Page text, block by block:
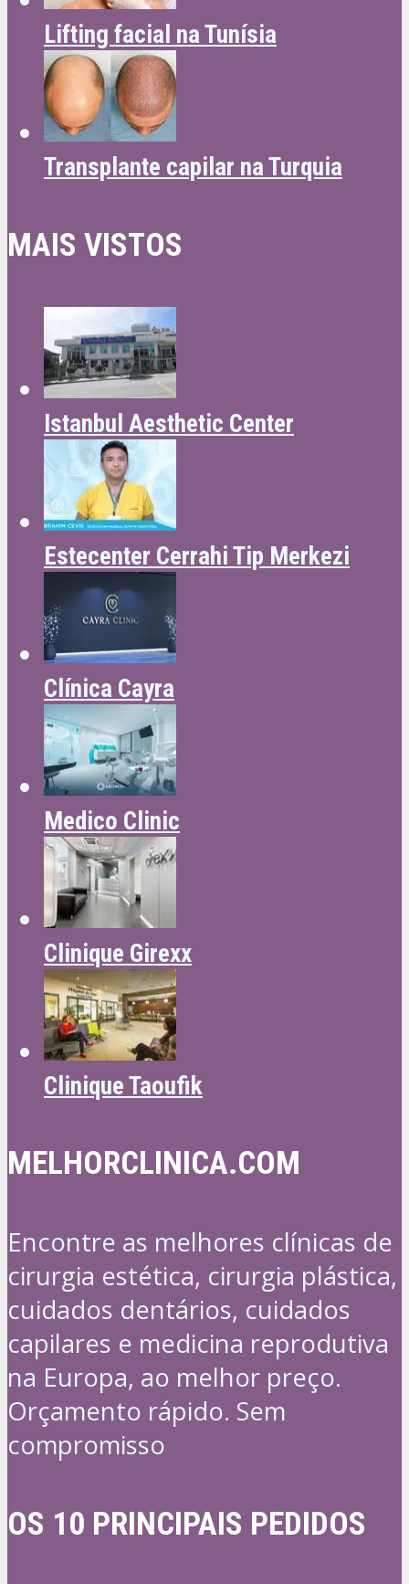
Lifting facial na Tunísia
Transplante capilar na Turquia
MAIS VISTOS
Istanbul Aesthetic Center
Estecenter Cerrahi Tip Merkezi
Clínica Cayra
Medico Clinic
Clinique Girexx
Clinique Taoufik
MELHORCLINICA.COM
Encontre as melhores clínicas de
cirurgia estética, cirurgia plástica,
cuidados dentários, cuidados
capilares e medicina reprodutiva
na Europa, ao melhor preço.
Orçamento rápido. Sem
compromisso
OS 10 PRINCIPAIS PEDIDOS